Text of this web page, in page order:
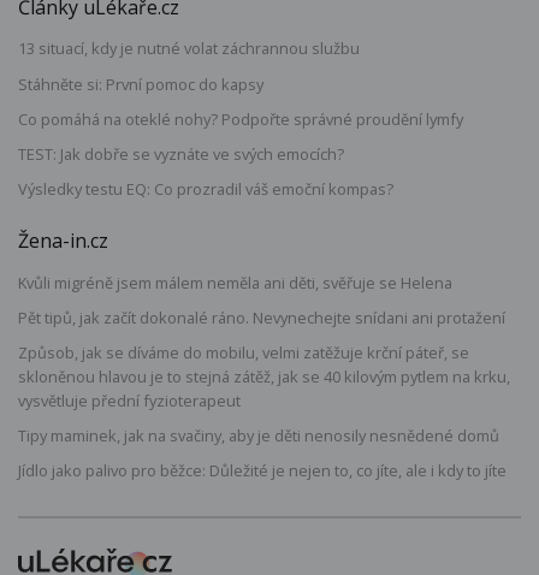
Články uLékaře.cz
13 situací, kdy je nutné volat záchrannou službu
Stáhněte si: První pomoc do kapsy
Co pomáhá na oteklé nohy? Podpořte správné proudění lymfy
TEST: Jak dobře se vyznáte ve svých emocích?
Výsledky testu EQ: Co prozradil váš emoční kompas?
Žena-in.cz
Kvůli migréně jsem málem neměla ani děti, svěřuje se Helena
Pět tipů, jak začít dokonalé ráno. Nevynechejte snídani ani protažení
Způsob, jak se díváme do mobilu, velmi zatěžuje krční páteř, se
skloněnou hlavou je to stejná zátěž, jak se 40 kilovým pytlem na krku,
vysvětluje přední fyzioterapeut
Tipy maminek, jak na svačiny, aby je děti nenosily nesnědené domů
Jídlo jako palivo pro běžce: Důležité je nejen to, co jíte, ale i kdy to jíte